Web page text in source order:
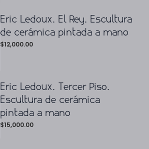
Eric Ledoux. El Rey. Escultura
de cerámica pintada a mano
$12,000.00
Eric Ledoux. Tercer Piso.
Escultura de cerámica
pintada a mano
$15,000.00